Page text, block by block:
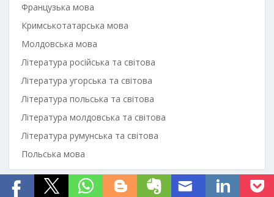
Французька мова
Кримськотатарська мова
Молдовська мова
Література російська та світова
Література угорська та світова
Література польська та світова
Література молдовська та світова
Література румунська та світова
Польська мова